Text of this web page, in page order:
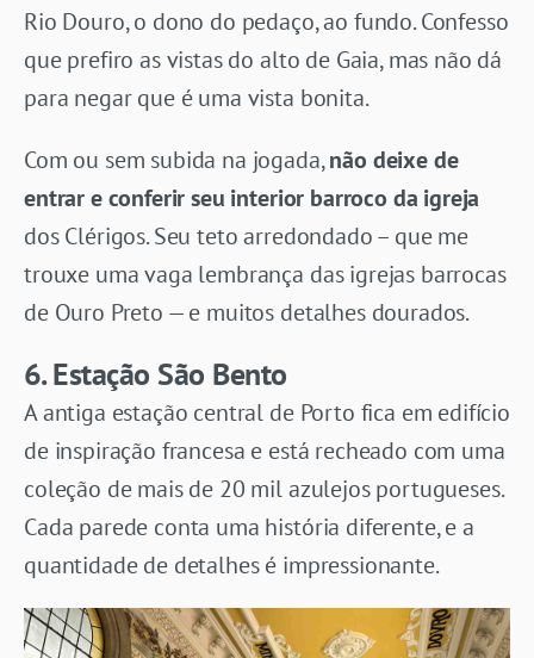
Rio Douro, o dono do pedaço, ao fundo. Confesso
que prefiro as vistas do alto de Gaia, mas não dá
para negar que é uma vista bonita.
Com ou sem subida na jogada,não deixe de
entrar e conferir seu interior barroco da igreja
dos Clérigos. Seu teto arredondado – que me
trouxe uma vaga lembrança das igrejas barrocas
de Ouro Preto — e muitos detalhes dourados.
6. Estação São Bento
A antiga estação central de Porto fica em edifício
de inspiração francesa e está recheado com uma
coleção de mais de 20 mil azulejos portugueses.
Cada parede conta uma história diferente, e a
quantidade de detalhes é impressionante.